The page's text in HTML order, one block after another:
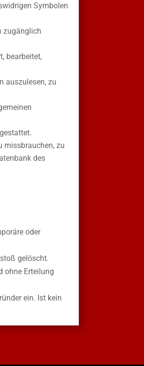
Symbolen
zugänglich
bearbeitet,
auszulesen, zu
missbrauchen, zu
des
oder
gelöscht.
ohne Erteilung
ein. Ist kein